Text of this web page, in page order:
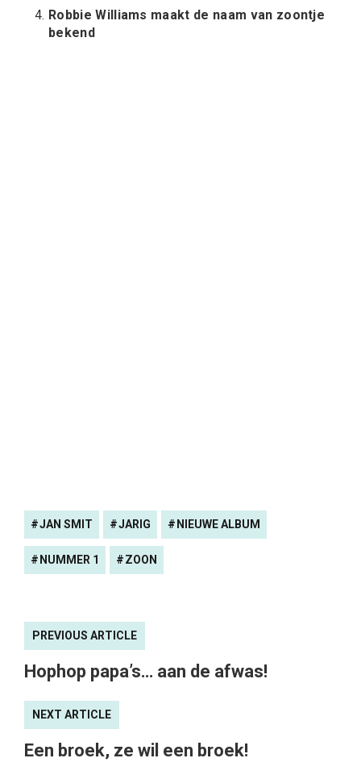
Robbie Williams maakt de naam van zoontje
bekend
JAN SMIT JARIG NIEUWE ALBUM
NUMMER 1 ZOON
PREVIOUS ARTICLE
Hophop papa’s… aan de afwas!
NEXT ARTICLE
Een broek, ze wil een broek!